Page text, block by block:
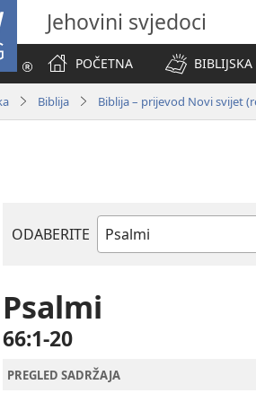
Jehovini svjedoci
POČETNA
BIBLIJSKA
Biblija Biblija – prijevod Novi svijet
ODABERITE
Biblijska
Psalmi
66:1-20
PREGLED SADRŽAJA